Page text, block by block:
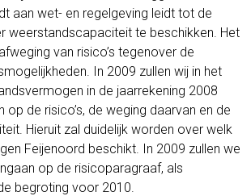
aan wet- en regelgeving leidt tot de
weerstandscapaciteit te beschikken. Het
van risico’s tegenover de
In 2009 zullen wij in het
in de jaarrekening 2008
op de risico’s, de weging daarvan en de
Hieruit zal duidelijk worden over welk
Feijenoord beschikt. In 2009 zullen we
op de risicoparagraaf, als
begroting voor 2010.